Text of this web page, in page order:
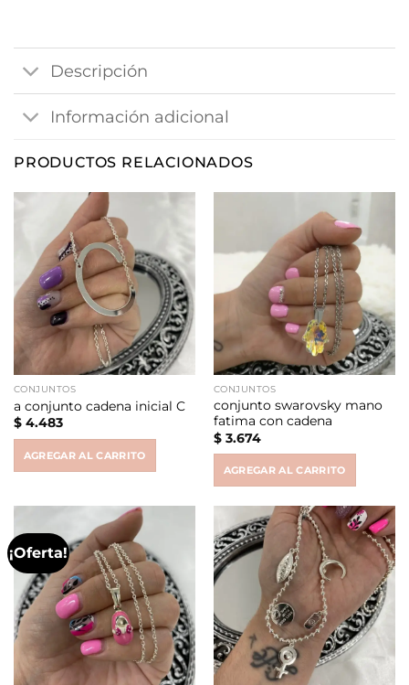
Descripción
Información adicional
PRODUCTOS RELACIONADOS
CONJUNTOS
a conjunto cadena inicial C
$4.483
AGREGAR AL CARRITO
CONJUNTOS
conjunto swarovsky mano
fatima con cadena
$3.674
AGREGAR AL CARRITO
¡Oferta!